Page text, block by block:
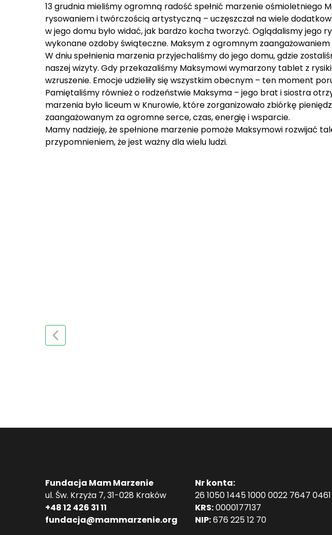
13 grudnia mieliśmy ogromną radość spełnić marzenie ośmioletniego
rysowaniem i twórczością artystyczną – uczęszczał na wiele
w jego domu było widać, jak bardzo kocha tworzyć. Oglądalismy jego
wykonane ozdoby świąteczne. Maksym z ogromnym zaangażowaniem
W dniu spełnienia marzenia przyjechaliśmy do jego domu, gdzie
naszej wizyty. Gdy przekazaliśmy Maksymowi wymarzony tablet z
wzruszenie. Emocje udzieliły się wszystkim obecnym – ten moment
Pamiętaliśmy również o rodzeństwie Maksyma – jego brat i siostra
marzenia było liceum w Knurowie, które zorganizowało zbiórkę
zaangażowanym za ogromne serce, czas, energię i wsparcie.
Mamy nadzieję, że spełnione marzenie pomoże Maksymowi rozwijać
przypomnieniem, że jest ważny dla wielu ludzi.
Fundacja Mam Marzenie
ul. Św. Krzyża 7, 31-028 Kraków
+48 12 426 31 11
fundacja@mammarzenie.org
Nr konta:
26 1050 1445 1000 0022 7647 0461
KRS:0000177137
NIP:676 225 12 70